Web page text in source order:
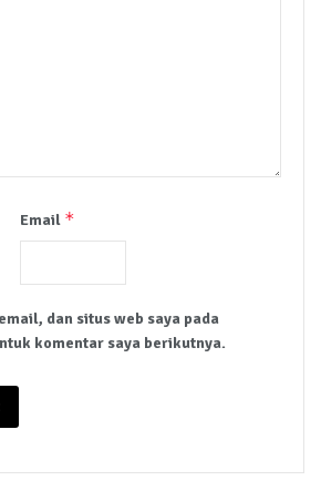
Email *
dan situs web saya pada
komentar saya berikutnya.